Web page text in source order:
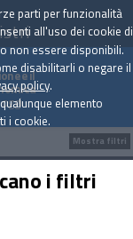
e il
i filtri
Mostra filtri
parti per funzionalità
all'uso dei cookie di
non essere disponibili.
disabilitarli o negare il
policy.
elemento
i cookie.